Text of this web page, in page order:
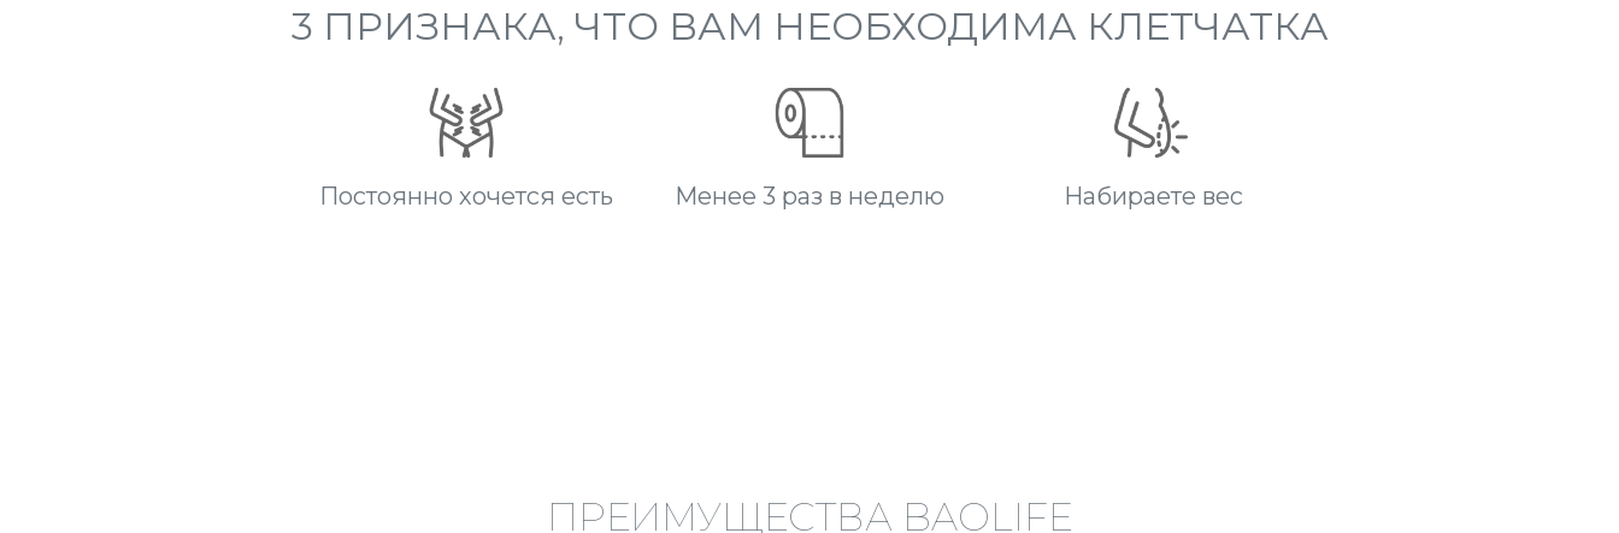
3 ПРИЗНАКА, ЧТО ВАМ НЕОБХОДИМА КЛЕТЧАТКА
Постоянно хочется есть Менее 3 раз в неделю Набираете вес
ПРЕИМУЩЕСТВА BAOLIFE